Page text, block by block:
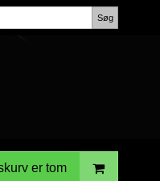
Søg
er tom